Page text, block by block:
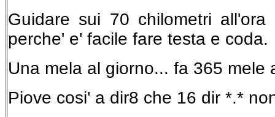
Guidare sui 70 chilometri all'ora
perche' e' facile fare testa e coda.
Una mela al giorno... fa 365 mele
Piove cosi' a dir8 che 16 dir *.*